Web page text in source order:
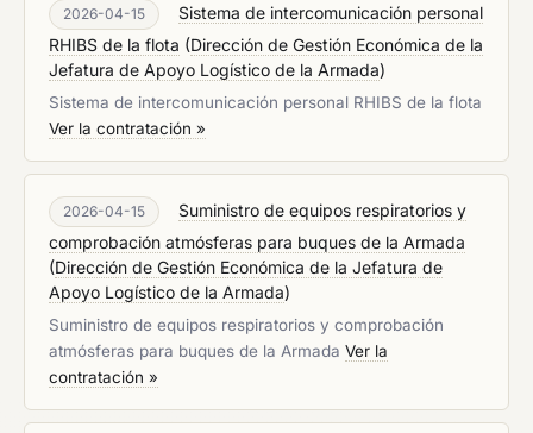
2026-04-15
Sistema de intercomunicación personal
RHIBS de la flota (Dirección de Gestión Económica de la
Jefatura de Apoyo Logístico de la Armada)
Sistema de intercomunicación personal RHIBS de la flota
Ver la contratación »
2026-04-15
Suministro de equipos respiratorios y
comprobación atmósferas para buques de la Armada
(Dirección de Gestión Económica de la Jefatura de
Apoyo Logístico de la Armada)
Suministro de equipos respiratorios y comprobación
atmósferas para buques de la Armada Ver la
contratación »